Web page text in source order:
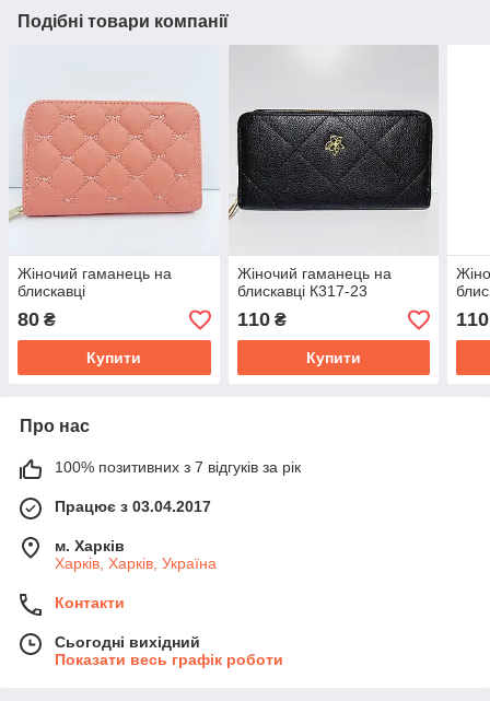
Подібні товари компанії
Жіночий гаманець на
блискавці
80 ₴
Купити
Жіночий гаманець на
блискавці К317-23
110₴
Купити
110
Про нас
100% позитивних з 7 відгуків за рік
Працює з 03.04.2017
м. Харків
Харків, Харків, Україна
Контакти
Сьогодні вихідний
Показати весь графік роботи